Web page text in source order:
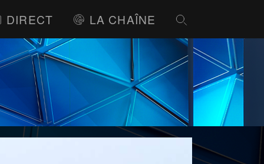
DIRECT LA CHAÎNE